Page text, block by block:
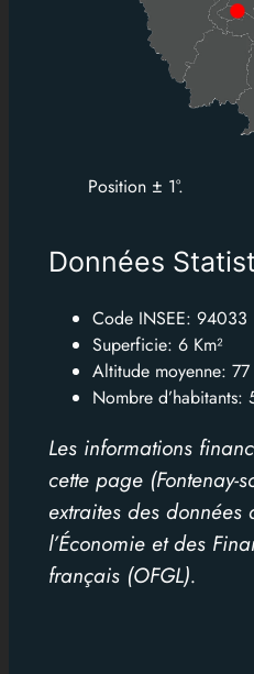
Position ± 1°.
Données
Code INSEE: 94033
Superficie: 6 Km²
Altitude moyenne: 77
Nombre d’habitants:
Les informations
cette page (Fontenay-
extraites des
l’Économie et des
français (OFGL).